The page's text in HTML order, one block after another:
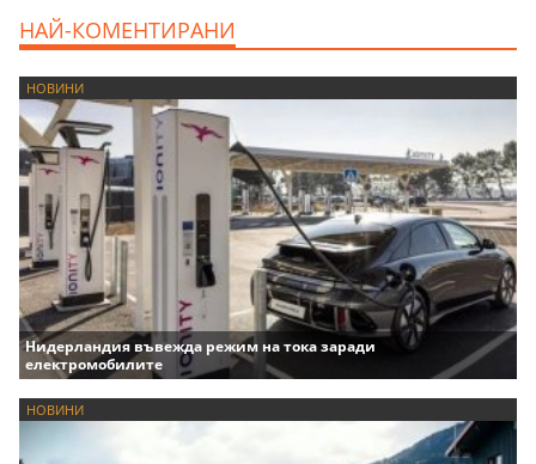
НАЙ-КОМЕНТИРАНИ
НОВИНИ
Нидерландия въвежда режим на тока заради
електромобилите
НОВИНИ